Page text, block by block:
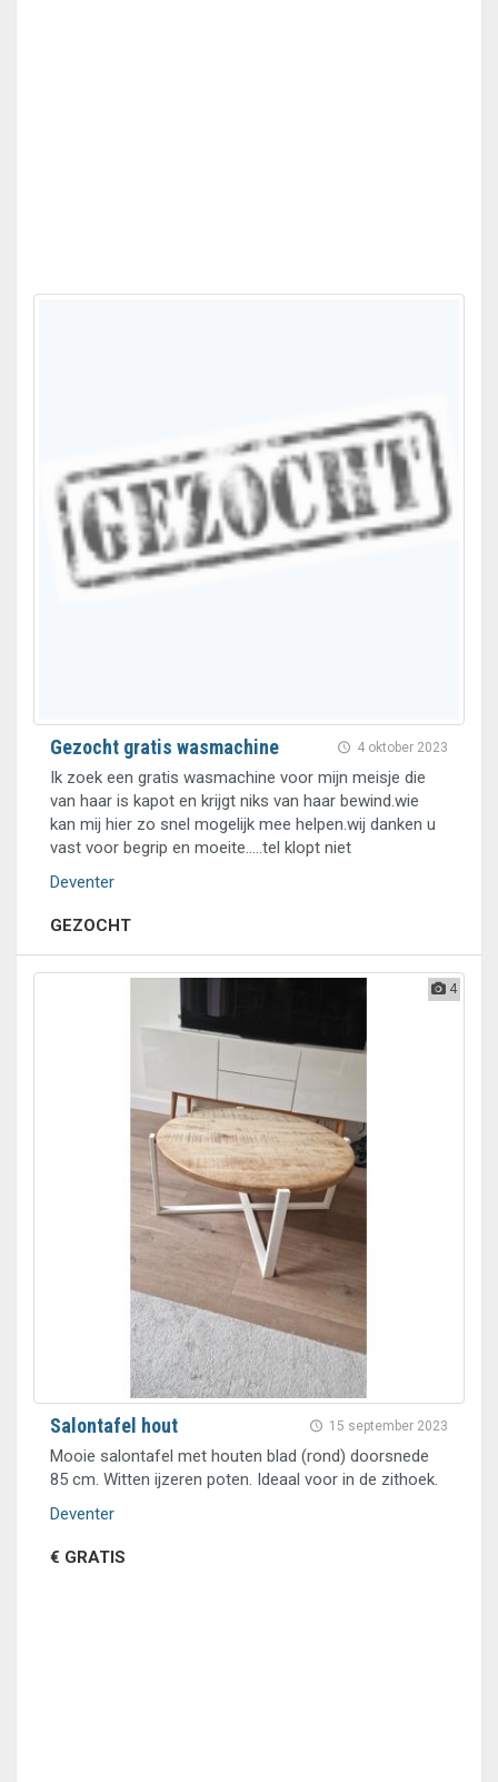
4 oktober 2023
Gezocht gratis wasmachine
Ik zoek een gratis wasmachine voor mijn meisje die
van haar is kapot en krijgt niks van haar bewind.wie
kan mij hier zo snel mogelijk mee helpen.wij danken u
vast voor begrip en moeite.....tel klopt niet
Deventer
GEZOCHT
4
15 september 2023
Salontafel hout
Mooie salontafel met houten blad (rond) doorsnede
85 cm. Witten ijzeren poten. Ideaal voor in de zithoek.
Deventer
€ GRATIS